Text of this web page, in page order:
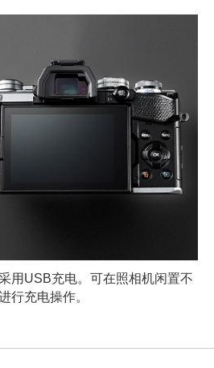
用USB充电。可在照相机闲置不
行充电操作。